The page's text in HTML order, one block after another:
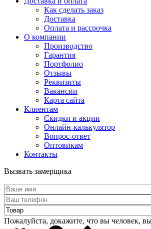
Как сделать заказ
Доставка
Оплата и рассрочка
О компании
Производство
Гарантия
Портфолио
Отзывы
Реквизиты
Вакансии
Карта сайта
Клиентам
Скидки и акции
Онлайн-калькулятор
Вопрос-ответ
Оптовикам
Контакты
Вызвать замерщика
Пожалуйста, докажите, что вы человек,